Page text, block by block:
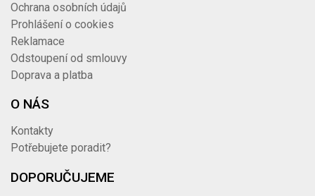
Ochrana osobních údajů
Prohlášení o cookies
Reklamace
Odstoupení od smlouvy
Doprava a platba
O NÁS
Kontakty
Potřebujete poradit?
DOPORUČUJEME